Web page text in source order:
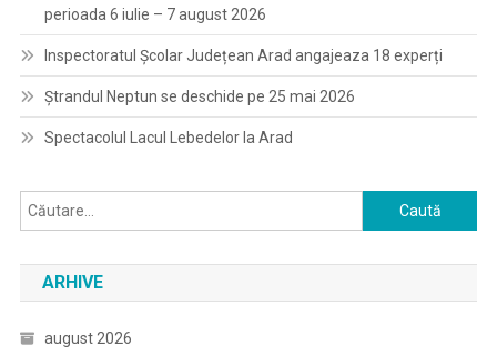
perioada 6 iulie – 7 august 2026
Inspectoratul Școlar Județean Arad angajeaza 18 experți
Ștrandul Neptun se deschide pe 25 mai 2026
Spectacolul Lacul Lebedelor la Arad
Caută
după:
ARHIVE
august 2026